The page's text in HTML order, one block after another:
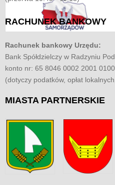
RACHUNEKBANKOWY
Rachunek bankowy Urzędu:
Bank Spółdzielczy w Radzyniu
konto nr: 65 8046 0002 2001
(dotyczy podatków, opłat
MIASTA PARTNERSKIE